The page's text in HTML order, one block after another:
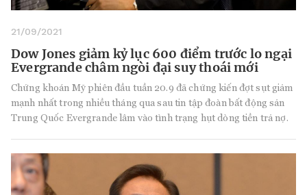
21/09/2021
Dow Jones giảm kỷ lục 600 điểm trước lo ngại
Evergrande châm ngòi đại suy thoái mới
Chứng khoán Mỹ phiên đầu tuần 20.9 đã chứng kiến đợt sụt giảm
mạnh nhất trong nhiều tháng qua sau tin tập đoàn bất động sản
Trung Quốc Evergrande lâm vào tình trạng hụt dòng tiền trả nợ.